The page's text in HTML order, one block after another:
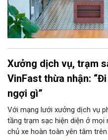
Xưởng dịch vụ, trạm
VinFast thừa nhận:
ngợi gì”
Với mạng lưới xưởng dịch vụ
tầng trạm sạc hiện diện ở mọi
chủ xe hoàn toàn yên tâm